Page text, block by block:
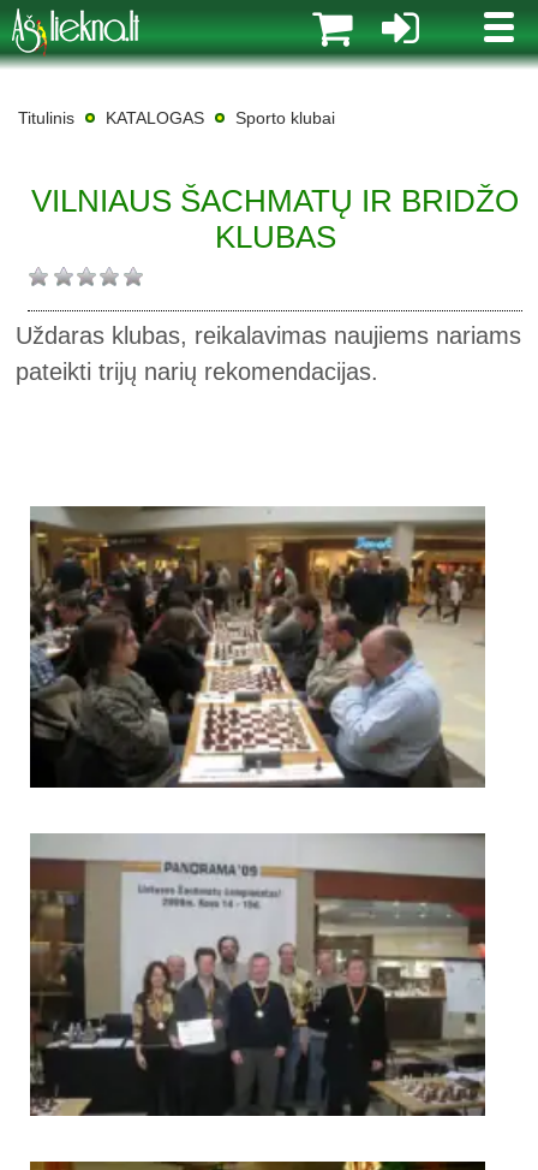
MENIU
Titulinis KATALOGAS Sporto klubai
VILNIAUS ŠACHMATŲ IR BRIDŽO
KLUBAS
Uždaras klubas, reikalavimas naujiems nariams
pateikti trijų narių rekomendacijas.